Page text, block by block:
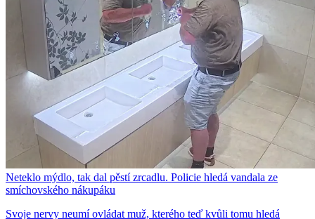
Neteklo mýdlo, tak dal pěstí zrcadlu. Policie hledá vandala ze
smíchovského nákupáku
Svoje nervy neumí ovládat muž, kterého teď kvůli tomu hledá